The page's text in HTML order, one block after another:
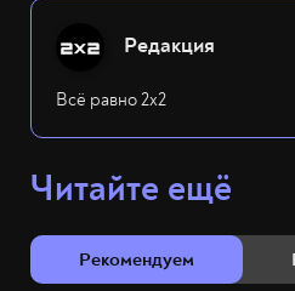
Редакция
Всё равно 2х2
Читайте ещё
Рекомендуем